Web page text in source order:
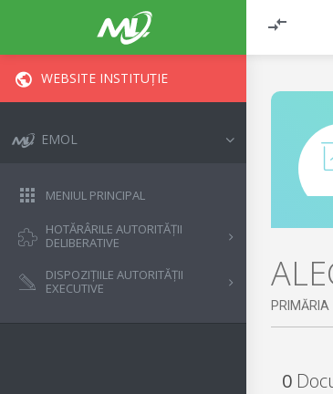
WEBSITE INSTITUȚIE
EMOL
MENIUL PRINCIPAL
HOTĂRÂRILE AUTORITĂȚII
DELIBERATIVE
DISPOZIȚIILE AUTORITĂȚII
EXECUTIVE
PRIMĂRIA
0